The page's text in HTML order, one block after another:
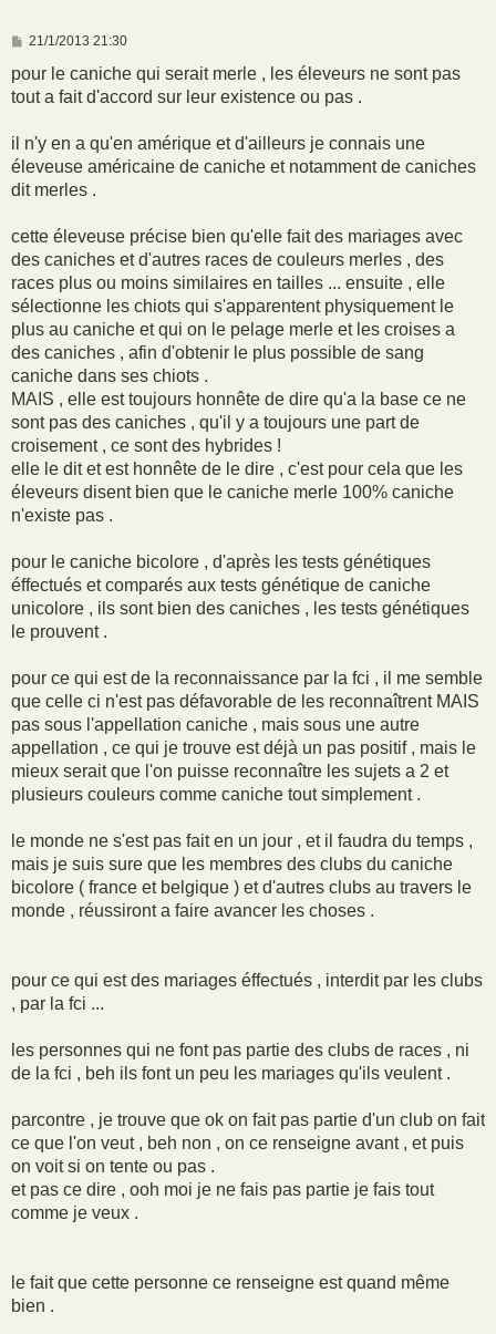
M
s
a
21/1/2013 21:30
pour le caniche qui serait merle , les éleveurs ne sont pas
tout a fait d'accord sur leur existence ou pas .
il n'y en a qu'en amérique et d'ailleurs je connais une
éleveuse américaine de caniche et notamment de caniches
dit merles .
cette éleveuse précise bien qu'elle fait des mariages avec
des caniches et d'autres races de couleurs merles , des
races plus ou moins similaires en tailles ... ensuite , elle
sélectionne les chiots qui s'apparentent physiquement le
plus au caniche et qui on le pelage merle et les croises a
des caniches , afin d'obtenir le plus possible de sang
caniche dans ses chiots .
MAIS , elle est toujours honnête de dire qu'a la base ce ne
sont pas des caniches , qu'il y a toujours une part de
croisement , ce sont des hybrides !
elle le dit et est honnête de le dire , c'est pour cela que les
éleveurs disent bien que le caniche merle 100% caniche
n'existe pas .
pour le caniche bicolore , d'après les tests génétiques
éffectués et comparés aux tests génétique de caniche
unicolore , ils sont bien des caniches , les tests génétiques
le prouvent .
pour ce qui est de la reconnaissance par la fci , il me semble
que celle ci n'est pas défavorable de les reconnaîtrent MAIS
pas sous l'appellation caniche , mais sous une autre
appellation , ce qui je trouve est déjà un pas positif , mais le
mieux serait que l'on puisse reconnaître les sujets a 2 et
plusieurs couleurs comme caniche tout simplement .
le monde ne s'est pas fait en un jour , et il faudra du temps ,
mais je suis sure que les membres des clubs du caniche
bicolore ( france et belgique ) et d'autres clubs au travers le
monde , réussiront a faire avancer les choses .
pour ce qui est des mariages éffectués , interdit par les clubs
, par la fci ...
les personnes qui ne font pas partie des clubs de races , ni
de la fci , beh ils font un peu les mariages qu'ils veulent .
parcontre , je trouve que ok on fait pas partie d'un club on fait
ce que l'on veut , beh non , on ce renseigne avant , et puis
on voit si on tente ou pas .
et pas ce dire , ooh moi je ne fais pas partie je fais tout
comme je veux .
le fait que cette personne ce renseigne est quand même
bien .